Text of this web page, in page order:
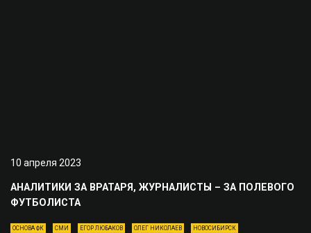
10 апреля 2023
АНАЛИТИКИ ЗА ВРАТАРЯ, ЖУРНАЛИСТЫ – ЗА ПОЛЕВОГО
ФУТБОЛИСТА
ОСНОВА ФК СМИ ЕГОР ЛЮБАКОВ ОЛЕГ НИКОЛАЕВ НОВОСИБИРСК